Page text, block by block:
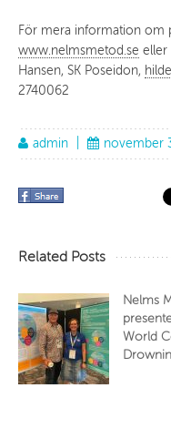
För mera information om
www.nelmsmetod.se eller
Hansen, SK Poseidon,
2740062
admin november
Related Posts
Nelms
World